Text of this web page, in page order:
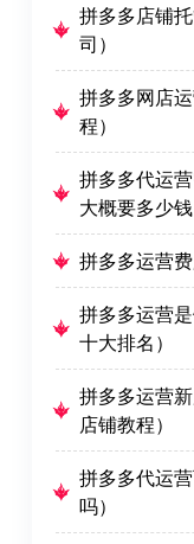
拼多多店铺
司）
拼多多网店
程）
拼多多代运
大概要多少钱
拼多多运营
拼多多运营
十大排名）
拼多多运营
店铺教程）
拼多多代运
吗）